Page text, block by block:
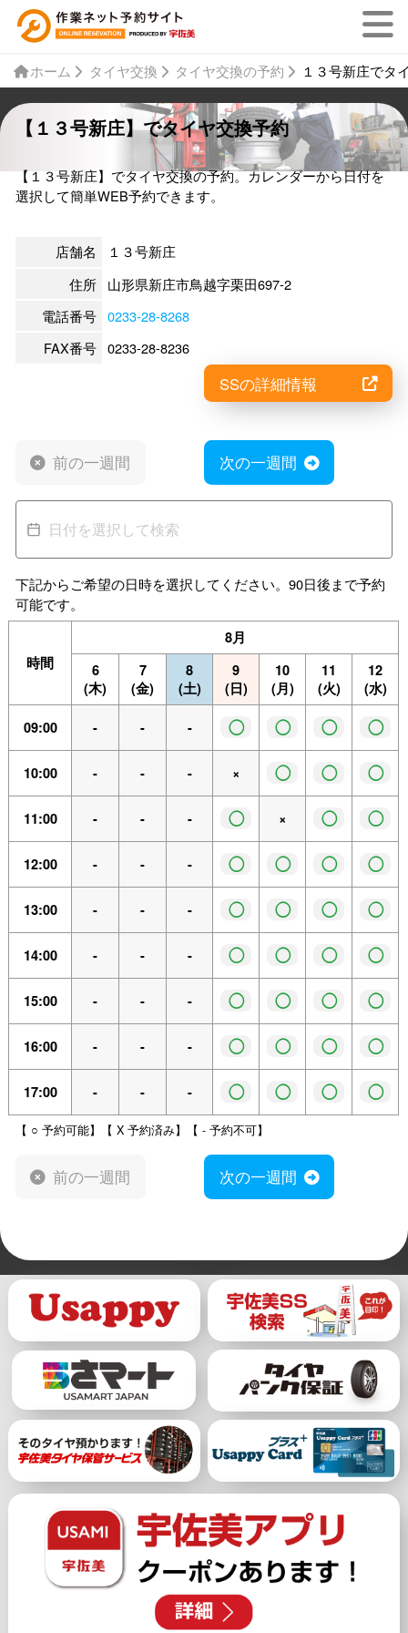
ホーム タイヤ交換 タイヤ交換の予約 １３号新庄でタ
【１３号新庄】でタイヤ交換予約
【１３号新庄】でタイヤ交換の予約。カレンダーから日付を
選択して簡単WEB予約できます。
店舗名
１３号新庄
住所
山形県新庄市鳥越字栗田697-2
電話番号 0233-28-8268
FAX番号 0233-28-8236
SSの詳細情報
前の一週間 次の一週間
下記からご希望の日時を選択してください。90日後まで予約
可能です。
時間
8月
6
(木)
7
(金)
8
(土)
9
(日)
10
(月)
11
(火)
12
(水)
09:00 - - - ◯ ◯ ◯ ◯
10:00 - - - × ◯ ◯ ◯
11:00 - - - ◯ × ◯ ◯
12:00 - - - ◯ ◯ ◯ ◯
13:00 - - - ◯ ◯ ◯ ◯
14:00 - - - ◯ ◯ ◯ ◯
15:00 - - - ◯ ◯ ◯ ◯
16:00 - - - ◯ ◯ ◯ ◯
17:00 - - - ◯ ◯ ◯ ◯
【 ○ 予約可能】【 X 予約済み】【 - 予約不可】
前の一週間 次の一週間